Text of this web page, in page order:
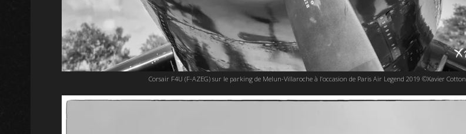
Corsair F4U (F-AZEG) sur le parking de Melun-Villaroche à l’occasion de Paris Air Legend 2019 ©Xavier Cotton